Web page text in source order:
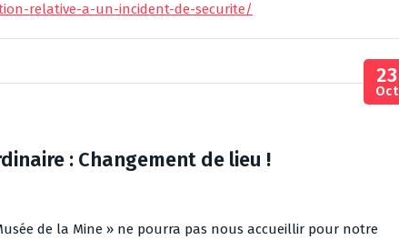
relative-a-un-incident-de-securite/
23
Oct
: Changement de lieu !
de la Mine » ne pourra pas nous accueillir pour notre